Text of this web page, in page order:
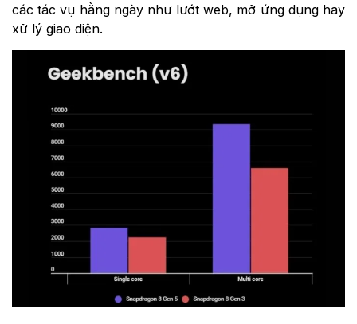
các tác vụ hằng ngày như lướt web, mở ứng dụng hay
xử lý giao diện.